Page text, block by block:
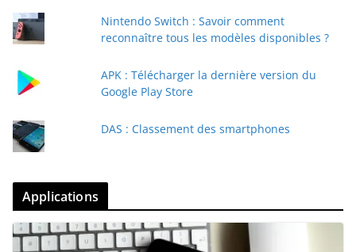
Nintendo Switch : Savoir comment
reconnaître tous les modèles disponibles ?
APK : Télécharger la dernière version du
Google Play Store
DAS : Classement des smartphones
Applications